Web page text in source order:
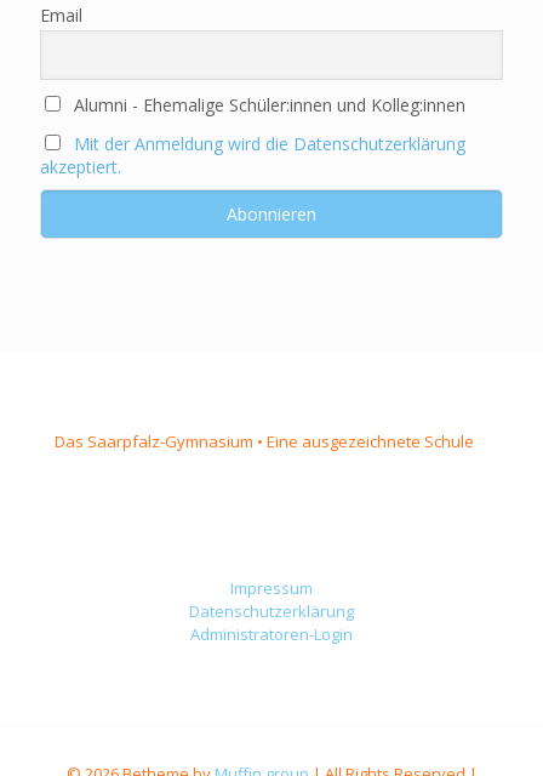
Email
Alumni - Ehemalige Schüler:innen und Kolleg:innen
Mit der Anmeldung wird die Datenschutzerklärung
akzeptiert.
Das Saarpfalz-Gymnasium • Eine ausgezeichnete Schule
Impressum
Datenschutzerklärung
Administratoren-Login